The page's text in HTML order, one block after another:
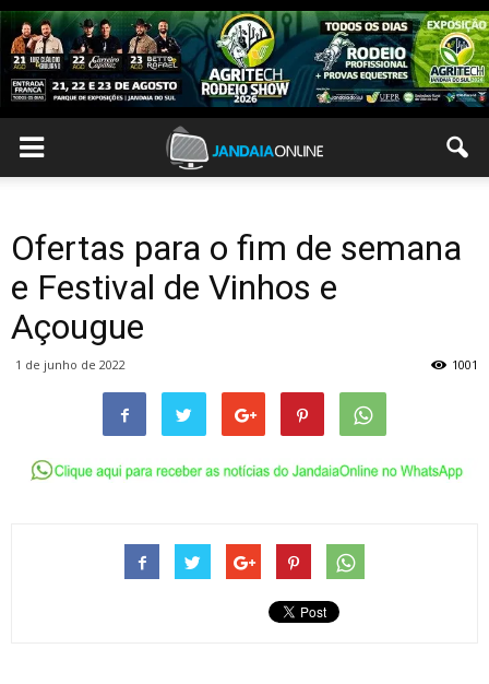
Ofertas para o fim de semana
e Festival de Vinhos e
Açougue
1 de junho de 2022 1001